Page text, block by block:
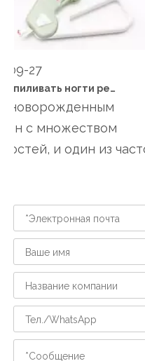
27
Когда подпиливать ногти ребенку?
новорожденным
с множеством
и один из часто